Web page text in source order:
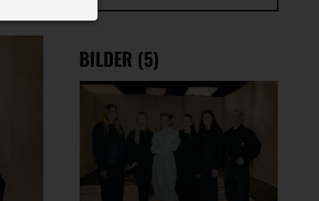
BILDER (5)